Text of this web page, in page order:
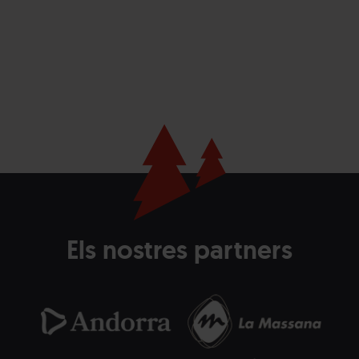
Els nostres partners
Andorra
Turisme
Massana
blanc
horitzontal.png
Grandvalira